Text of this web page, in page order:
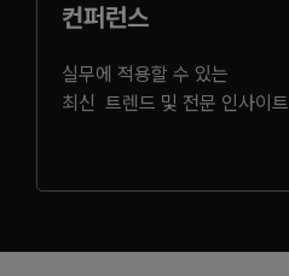
컨퍼런스
실무에 적용할 수 있는
최신 트렌드 및 전문 인사이트